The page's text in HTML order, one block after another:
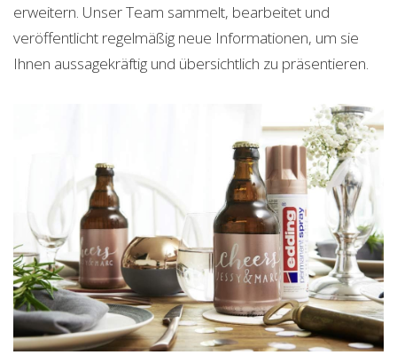
erweitern. Unser Team sammelt, bearbeitet und
veröffentlicht regelmäßig neue Informationen, um sie
Ihnen aussagekräftig und übersichtlich zu präsentieren.